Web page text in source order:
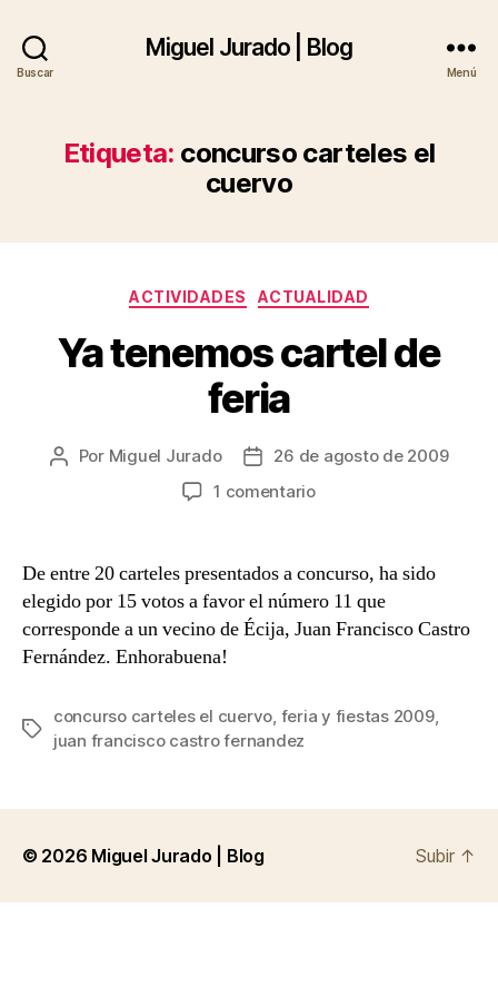
Buscar
Miguel Jurado | Blog
Menú
Etiqueta: concurso carteles el
cuervo
Categorías
ACTIVIDADES ACTUALIDAD
Ya tenemos cartel de
feria
Autor
Por Miguel Jurado
Fecha26 de agosto de 2009
1 comentarioen
feria
De entre 20 carteles presentados a concurso, ha sido
elegido por 15 votos a favor el número 11 que
corresponde a un vecino de Écija, Juan Francisco Castro
Fernández. Enhorabuena!
Etiquetas
concurso carteles el cuervo feria y fiestas 2009,
juan francisco castro fernandez
© 2026 Miguel Jurado | Blog Subir ↑